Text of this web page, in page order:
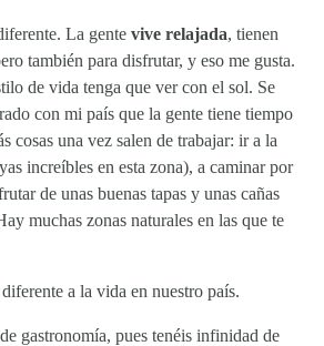
La gente vive relajada, tienen
también para disfrutar, y eso me gusta.
de vida tenga que ver con el sol. Se
con mi país que la gente tiene tiempo
cosas una vez salen de trabajar: ir a la
increíbles en esta zona), a caminar por
de unas buenas tapas y unas cañas
muchas zonas naturales en las que te
a la vida en nuestro país.
gastronomía, pues tenéis infinidad de